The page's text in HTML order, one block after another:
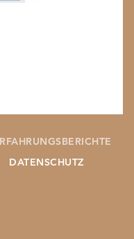
DATENSCHUTZ